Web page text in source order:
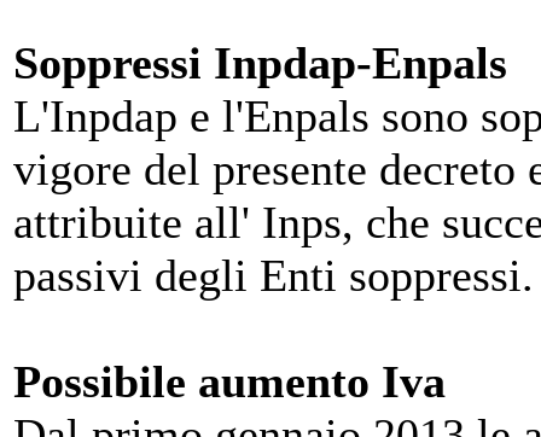
Soppressi Inpdap-Enpals
L'Inpdap e l'Enpals sono
vigore del presente
attribuite all' Inps, che
passivi degli Enti
Possibile aumento Iva